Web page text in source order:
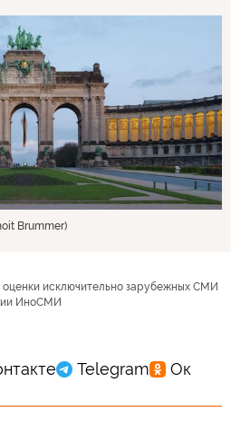
Brummer)
исключительно зарубежных СМИ
ИноСМИ